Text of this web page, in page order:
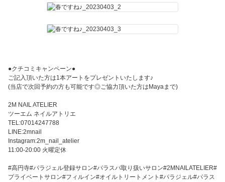
●クチコミキャンペーン●
ご記入頂いた方は1本アートをプレゼントいたします♪
(当店で次回予約の方も可能です◎ご協力頂いた方はMayaまで)
2M NAIL ATELIER
ツーエム ネイルアトリエ
TEL:07014247788
LINE:2mnail
Instagram:2m_nail_atelier
11:00-20:00 火曜定休
#高円寺#パラジェル登録サロン#パラスパ取り扱いサロン#2MNAILATELIER#
プライベートサロン#フィルイン#オイルトリートメント#パラジェル#パラス